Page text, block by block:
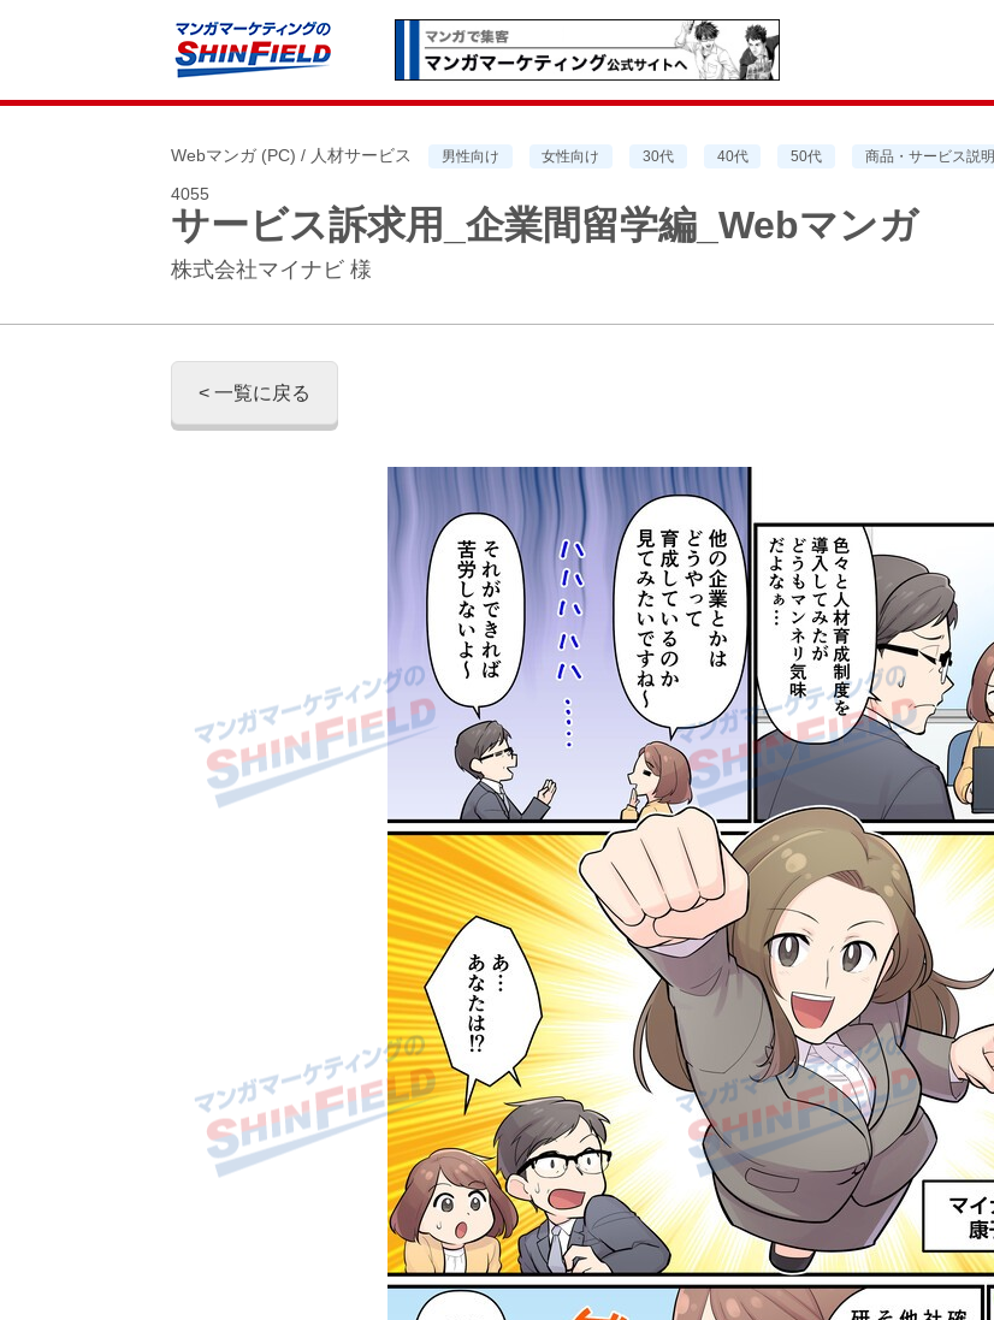
Webマンガ (PC) / 人材サービス 男性向け 女性向け 30代 40代 50代 商品・サービス説明
4055
サービス訴求用_企業間留学編_Webマンガ
株式会社マイナビ 様
< 一覧に戻る